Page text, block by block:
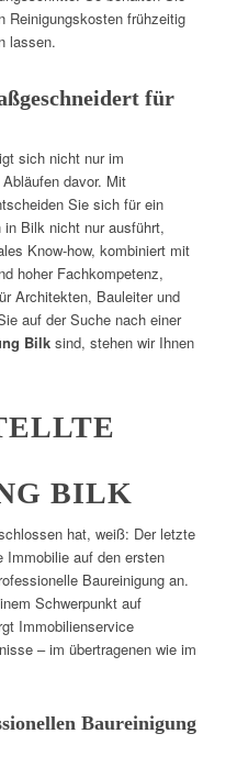
Reinigungskosten frühzeitig
lassen.
für
sich nicht nur im
davor. Mit
Sie sich für ein
in Bilk nicht nur ausführt,
Know-how, kombiniert mit
hoher Fachkompetenz,
Architekten, Bauleiter und
auf der Suche nach einer
Bilksind, stehen wir Ihnen
BILK
hat, weiß: Der letzte
Immobilie auf den ersten
Baureinigung an.
Schwerpunkt auf
Immobilienservice
– im übertragenen wie im
Baureinigung